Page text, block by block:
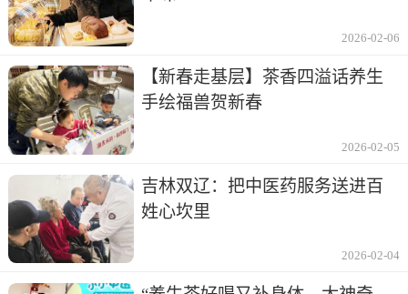
2026-02-06
【新春走基层】茶香四溢话养生
手绘福兽贺新春
2026-02-05
吉林双辽：把中医药服务送进百
姓心坎里
2026-02-04